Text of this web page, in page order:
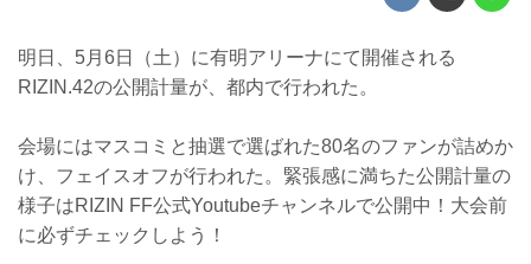
明日、5月6日（土）に有明アリーナにて開催される
RIZIN.42の公開計量が、都内で行われた。
会場にはマスコミと抽選で選ばれた80名のファンが詰めか
け、フェイスオフが行われた。緊張感に満ちた公開計量の
様子はRIZIN FF公式Youtubeチャンネルで公開中！大会前
に必ずチェックしよう！